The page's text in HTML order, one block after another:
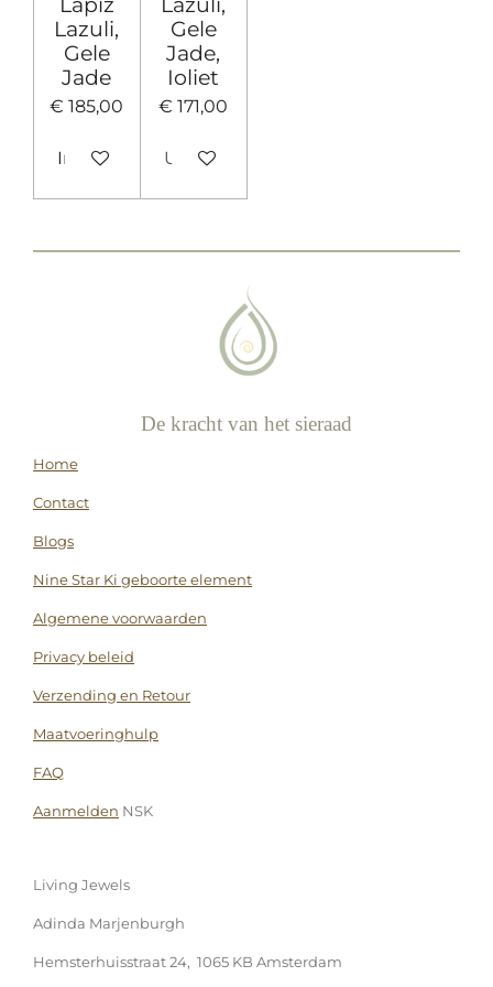
Lazuli,
Gele
Jade
€ 185,00
In winkelwagen
Gele
Jade,
Ioliet
€ 171,00
Uitverkocht
De kracht van het sieraad
Home
Contact
Blogs
Nine Star Ki geboorte element
Algemene voorwaarden
Privacy beleid
Verzending en Retour
Maatvoeringhulp
FAQ
Aanmelden NSK
Living Jewels
Adinda Marjenburgh
Hemsterhuisstraat 24, 1065 KB Amsterdam